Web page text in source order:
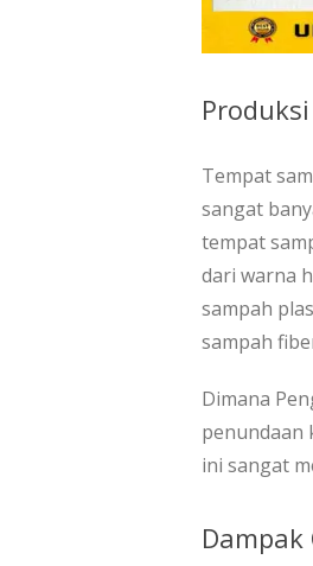
Tempat
sangat
tempat
dari warna
sampah
sampah
Dimana
penundaan
ini sangat
Dampak